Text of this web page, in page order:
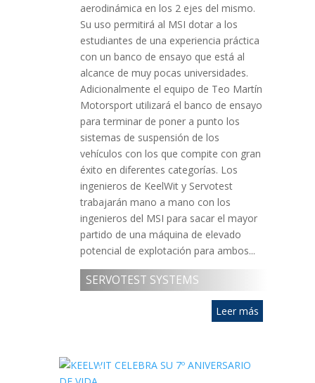
aerodinámica en los 2 ejes del mismo.
Su uso permitirá al MSI dotar a los
estudiantes de una experiencia práctica
con un banco de ensayo que está al
alcance de muy pocas universidades.
Adicionalmente el equipo de Teo Martín
Motorsport utilizará el banco de ensayo
para terminar de poner a punto los
sistemas de suspensión de los
vehículos con los que compite con gran
éxito en diferentes categorías. Los
ingenieros de KeelWit y Servotest
trabajarán mano a mano con los
ingenieros del MSI para sacar el mayor
partido de una máquina de elevado
potencial de explotación para ambos...
SERVOTEST SYSTEMS
Leer más
1